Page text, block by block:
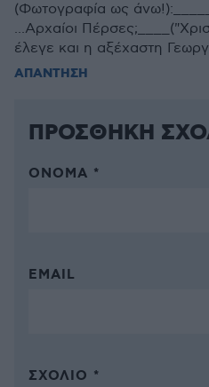
(Φωτογραφία ως
...Αρχαίοι
έλεγε και η αξέχαστη
ΑΠΑΝΤΗΣΗ
ΠΡΟΣΘΗΚΗ
ΌΝΟΜΑ *
EMAIL
ΣΧΌΛΙΟ *